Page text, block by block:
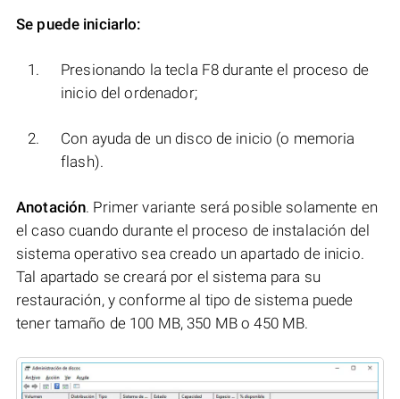
Se puede iniciarlo:
Presionando la tecla F8 durante el proceso de
inicio del ordenador;
Con ayuda de un disco de inicio (o memoria
flash).
Anotación. Primer variante será posible solamente en
el caso cuando durante el proceso de instalación del
sistema operativo sea creado un apartado de inicio.
Tal apartado se creará por el sistema para su
restauración, y conforme al tipo de sistema puede
tener tamaño de 100 MB, 350 MB o 450 MB.